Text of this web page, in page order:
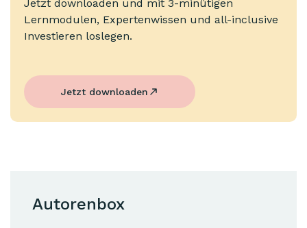
Jetzt downloaden und mit 3-minütigen
Lernmodulen, Expertenwissen und all-inclusive
Investieren loslegen.
Jetzt downloaden
Autorenbox